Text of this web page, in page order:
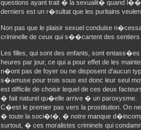
questions ayant trait � la sexualit� quand
derniers est un r�sultat que les puritains
Non pas que le plaisir sexuel conduise
criminelle de ceux qui s��cartent des sentiers
Les filles, qui sont des enfants, sont
heures par jour, ce qui a pour effet de les
n�ont pas de foyer ou ne disposent d'aucun
s�amuse pour trois sous est donc leur seul
est difficile de choisir lequel de ces deux
� fait naturel qu�elle arrive � un paroxysme.
C�est le premier pas vers la prostitution. On
� toute la soci�t�, � notre manque
surtout, � ces moralistes criminels qui